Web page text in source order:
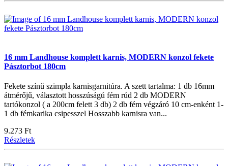
16 mm Landhouse komplett karnis, MODERN konzol fekete
Pásztorbot 180cm
Fekete színű szimpla karnisgarnitúra. A szett tartalma: 1 db 16mm
átmérőjű, választott hosszúságú fém rúd 2 db MODERN
tartókonzol ( a 200cm felett 3 db) 2 db fém végzáró 10 cm-enként 1-
1 db fémkarika csipesszel Hosszabb karnisra van...
9.273 Ft
Részletek